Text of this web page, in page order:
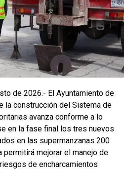
de 2026.- El Ayuntamiento de
la construcción del Sistema de
avanza conforme a lo
en la fase final los tres nuevos
en las supermanzanas 200
permitirá mejorar el manejo de
de encharcamientos